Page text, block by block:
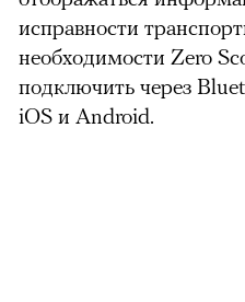
00:00/00:00
исправности
необходимости Zero
подключить через
iOS и Android.